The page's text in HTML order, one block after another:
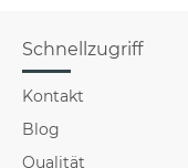
Schnellzugriff
Kontakt
Blog
Qualität